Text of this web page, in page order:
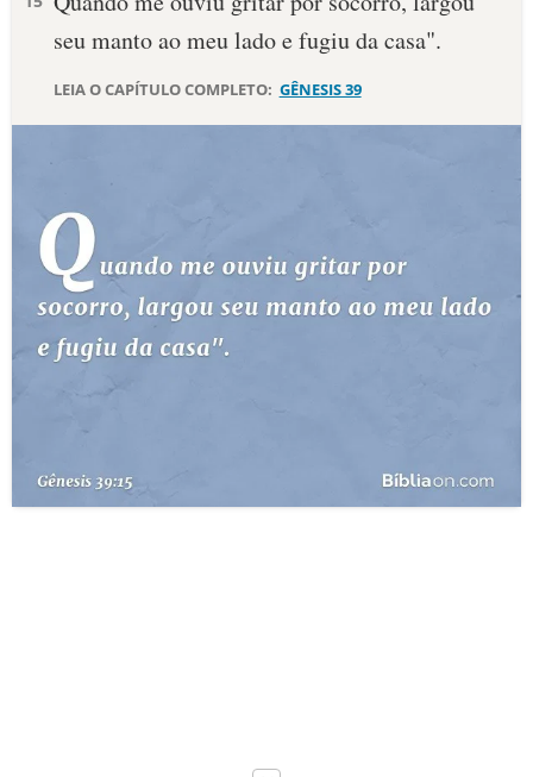
PALAVRA DO DIA
10 MANDAMENTOS
ESTUDOS BÍBLICOS
ESBOÇOS DE PREGAÇÃO
PERGUNTE À BÍBLIA
seu manto ao meu lado e fugiu da casa".
LEIA O CAPÍTULO COMPLETO: GÊNESIS 39